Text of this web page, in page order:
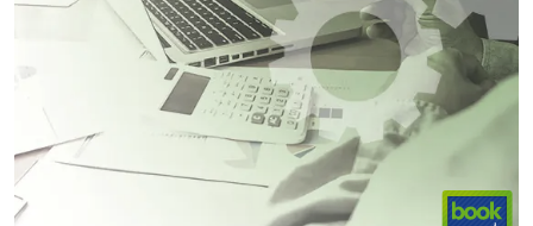
korrekt ist.